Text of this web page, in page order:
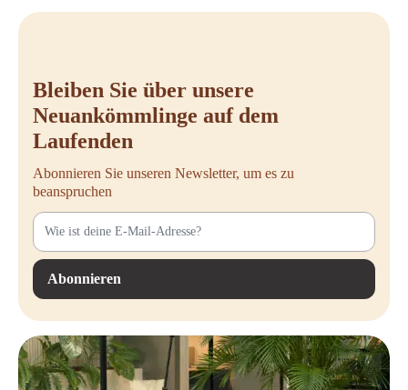
Bleiben Sie über unsere
Neuankömmlinge auf dem
Laufenden
Abonnieren Sie unseren Newsletter, um es zu
beanspruchen
Abonnieren